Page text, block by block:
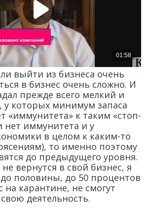
выйти из бизнеса очень
в бизнес очень сложно. И
прежде всего мелкий и
у которых минимум запаса
«иммунитета» к таким «стоп-
нет иммунитета и у
в целом к каким-то
то именно поэтому
до предыдущего уровня.
вернутся в свой бизнес, я
половины, до 50 процентов
на карантине, не смогут
деятельность.